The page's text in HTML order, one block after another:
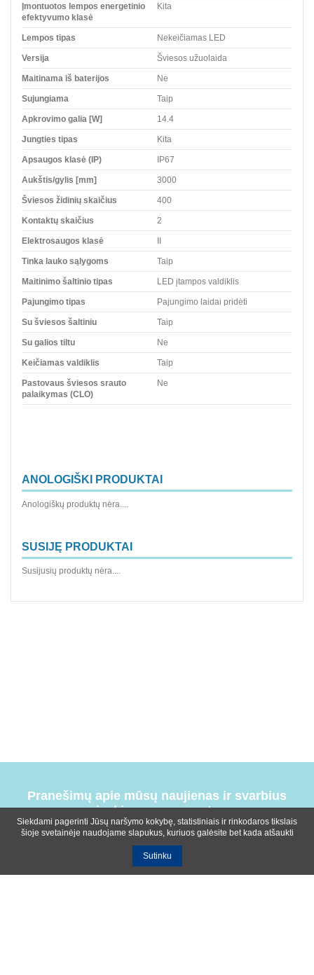
Įmontuotos lempos energetinio
efektyvumo klasė
Kita
Lempos tipas Nekeičiamas LED
Versija Šviesos užuolaida
Maitinama iš baterijos Ne
Sujungiama Taip
Apkrovimo galia [W] 14.4
Jungties tipas Kita
Apsaugos klasė (IP) IP67
Aukštis/gylis [mm] 3000
Šviesos židinių skaičius 400
Kontaktų skaičius 2
Elektrosaugos klasė
Tinka lauko sąlygoms Taip
Maitinimo šaltinio tipas LED įtampos valdiklis
Pajungimo tipas Pajungimo laidai pridėti
Su šviesos šaltiniu Taip
Su galios tiltu Ne
Keičiamas valdiklis Taip
Pastovaus šviesos srauto
palaikymas (CLO)
Ne
ANOLOGIŠKI PRODUKTAI
Anologiškų produktų nėra....
SUSIJĘ PRODUKTAI
Susijusių produktų nėra....
Pranešimų apie mūsų naujienas ir svarbius
įvykius prenumerata
Siekdami pagerinti Jūsų naršymo kokybę, statistiniais ir rinkodaros tikslais
šioje svetainėje naudojame slapukus, kuriuos galėsite bet kada atšaukti
Sutinku